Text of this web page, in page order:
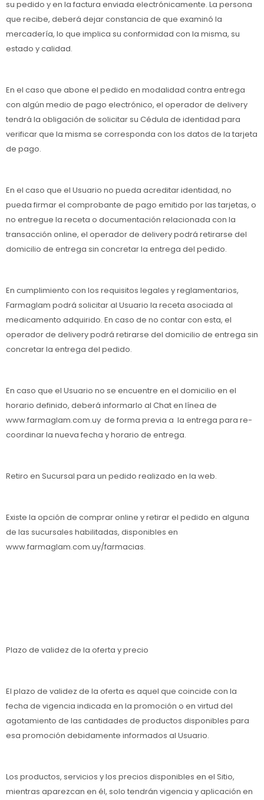
su pedido y en la factura enviada electrónicamente. La persona
que recibe, deberá dejar constancia de que examinó la
mercadería, lo que implica su conformidad con la misma, su
estado y calidad.
En el caso que abone el pedido en modalidad contra entrega
con algún medio de pago electrónico, el operador de delivery
tendrá la obligación de solicitar su Cédula de identidad para
verificar que la misma se corresponda con los datos de la tarjeta
de pago.
En el caso que el Usuario no pueda acreditar identidad, no
pueda firmar el comprobante de pago emitido por las tarjetas, o
no entregue la receta o documentación relacionada con la
transacción online, el operador de delivery podrá retirarse del
domicilio de entrega sin concretar la entrega del pedido.
En cumplimiento con los requisitos legales y reglamentarios,
Farmaglam podrá solicitar al Usuario la receta asociada al
medicamento adquirido. En caso de no contar con esta, el
operador de delivery podrá retirarse del domicilio de entrega sin
concretar la entrega del pedido.
En caso que el Usuario no se encuentre en el domicilio en el
horario definido, deberá informarlo al Chat en línea de
www.farmaglam.com.uy de forma previa a la entrega para re-
coordinar la nueva fecha y horario de entrega.
Retiro en Sucursal para un pedido realizado en la web.
Existe la opción de comprar online y retirar el pedido en alguna
de las sucursales habilitadas, disponibles en
www.farmaglam.com.uy/farmacias.
Plazo de validez de la oferta y precio
El plazo de validez de la oferta es aquel que coincide con la
fecha de vigencia indicada en la promoción o en virtud del
agotamiento de las cantidades de productos disponibles para
esa promoción debidamente informados al Usuario.
Los productos, servicios y los precios disponibles en el Sitio,
mientras aparezcan en él, solo tendrán vigencia y aplicación en